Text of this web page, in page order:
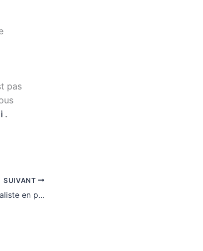
pas
.
SUIVANT
GEST-CONECT | Spécialiste en pompes de relevage et maintenance de stations de relevage